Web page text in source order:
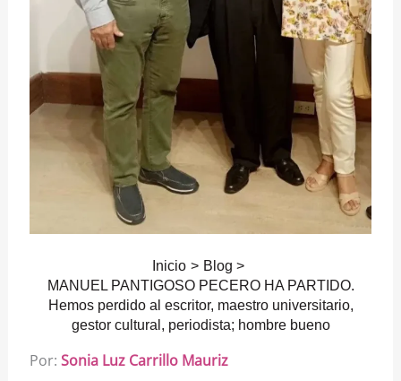
Inicio
Blog
MANUEL PANTIGOSO PECERO HA PARTIDO.
Hemos perdido al escritor, maestro universitario,
gestor cultural, periodista; hombre bueno
Por: Sonia Luz Carrillo Mauriz